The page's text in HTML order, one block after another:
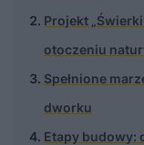
Projekt
otoczeniu
Spełnione
dworku
Etapy budowy: